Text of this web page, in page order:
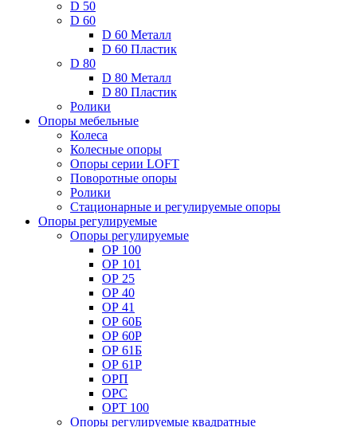
D 50
D 60
D 60 Металл
D 60 Пластик
D 80
D 80 Металл
D 80 Пластик
Ролики
Опоры мебельные
Колеса
Колесные опоры
Опоры серии LOFT
Поворотные опоры
Ролики
Стационарные и регулируемые опоры
Опоры регулируемые
Опоры регулируемые
ОР 100
ОР 101
ОР 25
ОР 40
ОР 41
ОР 60Б
ОР 60Р
ОР 61Б
ОР 61Р
ОРП
ОРС
ОРТ 100
Опоры регулируемые квадратные